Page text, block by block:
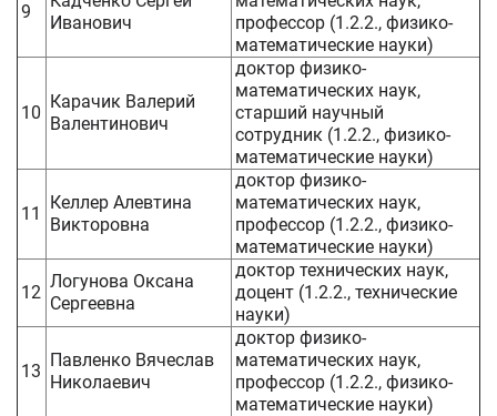
9
Иванович
профессор (1.2.2., физико-
математические науки)
10
Карачик Валерий
Валентинович
доктор физико-
математических наук,
старший научный
сотрудник (1.2.2., физико-
математические науки)
11
Келлер Алевтина
Викторовна
доктор физико-
математических наук,
профессор (1.2.2., физико-
математические науки)
12
Логунова Оксана
Сергеевна
доктор технических наук,
доцент (1.2.2., технические
науки)
13
Павленко Вячеслав
Николаевич
доктор физико-
математических наук,
профессор (1.2.2., физико-
математические науки)